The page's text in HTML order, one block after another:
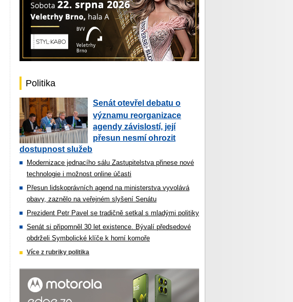
Politika
Senát otevřel debatu o
významu reorganizace
agendy závislostí, její
přesun nesmí ohrozit
dostupnost služeb
Modernizace jednacího sálu Zastupitelstva přinese nové
technologie i možnost online účasti
Přesun lidskoprávních agend na ministerstva vyvolává
obavy, zaznělo na veřejném slyšení Senátu
Prezident Petr Pavel se tradičně setkal s mladými politiky
Senát si připomněl 30 let existence. Bývalí předsedové
obdrželi Symbolické klíče k horní komoře
Více z rubriky politika